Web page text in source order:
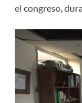
el congreso,